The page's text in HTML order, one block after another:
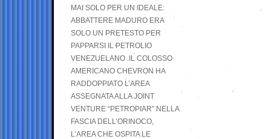
MAI SOLO PER UN IDEALE:
ABBATTERE MADURO ERA
SOLO UN PRETESTO PER
PAPPARSI IL PETROLIO
VENEZUELANO .IL COLOSSO
AMERICANO CHEVRON HA
RADDOPPIATO L’AREA
ASSEGNATA ALLA JOINT
VENTURE “PETROPIAR” NELLA
FASCIA DELL’ORINOCO,
L’AREA CHE OSPITA LE